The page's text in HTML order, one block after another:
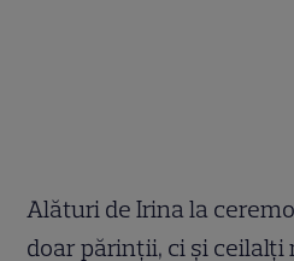
Alături de Irina la
doar părinții, ci și ceilalți